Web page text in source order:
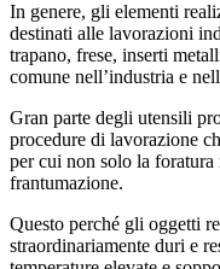
In genere, gli elementi
destinati alle lavorazioni
trapano, frese, inserti
comune nell’industria e
Gran parte degli utensili
procedure di lavorazione
per cui non solo la
frantumazione.
Questo perché gli oggetti
straordinariamente duri e